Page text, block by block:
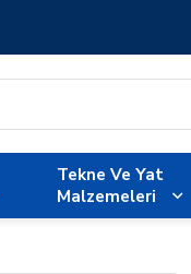
Tekne Ve Yat
Malzemeleri